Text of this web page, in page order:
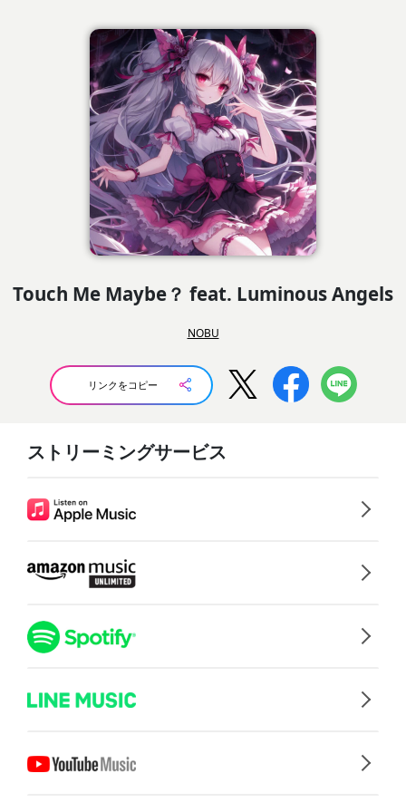
Touch Me Maybe？ feat. Luminous Angels
NOBU
リンクをコピー
ストリーミングサービス